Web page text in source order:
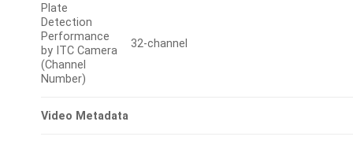
Plate
Detection
Performance
by ITC Camera
(Channel
Number)
32-channel
Video Metadata